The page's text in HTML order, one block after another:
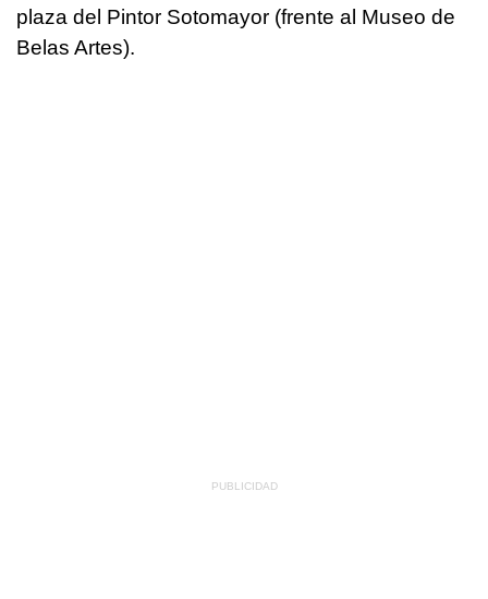
plaza del Pintor Sotomayor (frente al Museo de
Belas Artes).